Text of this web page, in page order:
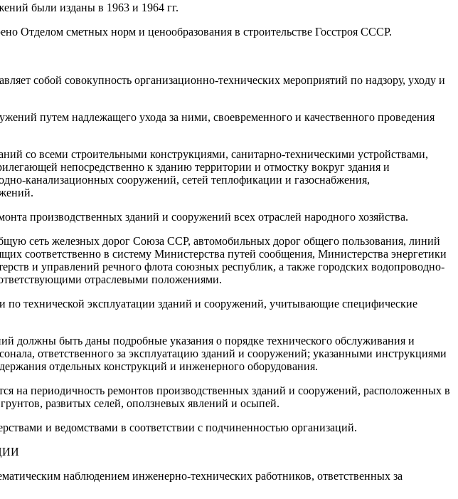
были изданы в 1963 и 1964 гг.
Отделом сметных норм и ценообразования в строительстве Госстроя СССР.
собой совокупность организационно-технических мероприятий по надзору, уходу и
путем надлежащего ухода за ними, своевременного и качественного проведения
со всеми строительными конструкциями, санитарно-техническими устройствами,
непосредственно к зданию территории и отмостку вокруг здания и
канализационных сооружений, сетей теплофикации и газоснабжения,
производственных зданий и сооружений всех отраслей народного хозяйства.
сеть железных дорог Союза ССР, автомобильных дорог общего пользования, линий
соответственно в систему Министерства путей сообщения, Министерства энергетики
и управлений речного флота союзных республик, а также городских водопроводно-
отраслевыми положениями.
технической эксплуатации зданий и сооружений, учитывающие специфические
должны быть даны подробные указания о порядке технического обслуживания и
ответственного за эксплуатацию зданий и сооружений; указанными инструкциями
отдельных конструкций и инженерного оборудования.
периодичность ремонтов производственных зданий и сооружений, расположенных в
развитых селей, оползневых явлений и осыпей.
и ведомствами в соответствии с подчиненностью организаций.
наблюдением инженерно-технических работников, ответственных за